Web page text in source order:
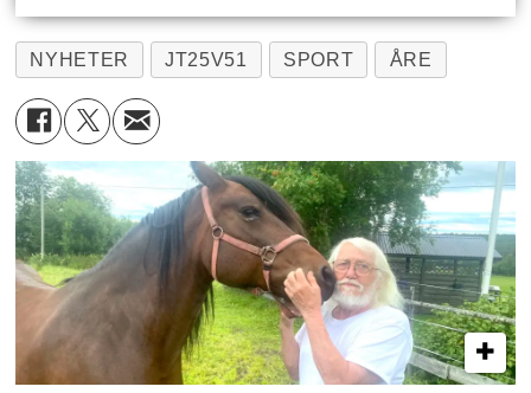
NYHETER JT25V51 SPORT ÅRE